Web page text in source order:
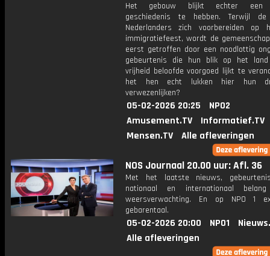
Het gebouw blijkt echter een
geschiedenis te hebben. Terwijl de
Nederlanders zich voorbereiden op
immigratiefeest, wordt de
eerst getroffen door een noodlottig
gebeurtenis die hun blik op het
vrijheid beloofde voorgoed lijkt te
het hen echt lukken hier hun
verwezenlijken?
05-02-2026 20:25
NPO2
Amusement.TV
Informatief.TV
Mensen.TV
Alle afleveringen
NOS Journaal 20.00 uur: Afl. 36
Met het laatste nieuws,
nationaal en internationaal
weersverwachting. En op NPO 1
gebarentaal.
05-02-2026 20:00 NPO1
Alle afleveringen